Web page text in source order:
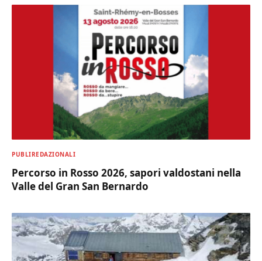
PUBLIREDAZIONALI
Percorso in Rosso 2026, sapori valdostani nella
Valle del Gran San Bernardo